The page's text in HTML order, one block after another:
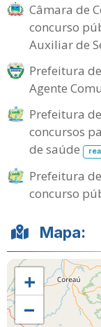
Câmara de
concurso
Auxiliar de
Prefeitura
Agente
Prefeitura
concursos
de saúde
Prefeitura
concurso
Mapa:
+
−